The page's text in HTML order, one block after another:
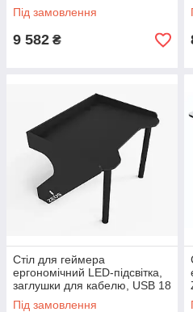
Під замовлення
9 582 ₴
Стіл для геймера
ергономічний LED-підсвітка,
заглушки для кабелю, USB 18
мм ЛДСП ZEUS GEROY-2
Під замовлення